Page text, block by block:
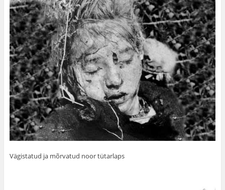
Vägistatud ja mõrvatud noor tütarlaps